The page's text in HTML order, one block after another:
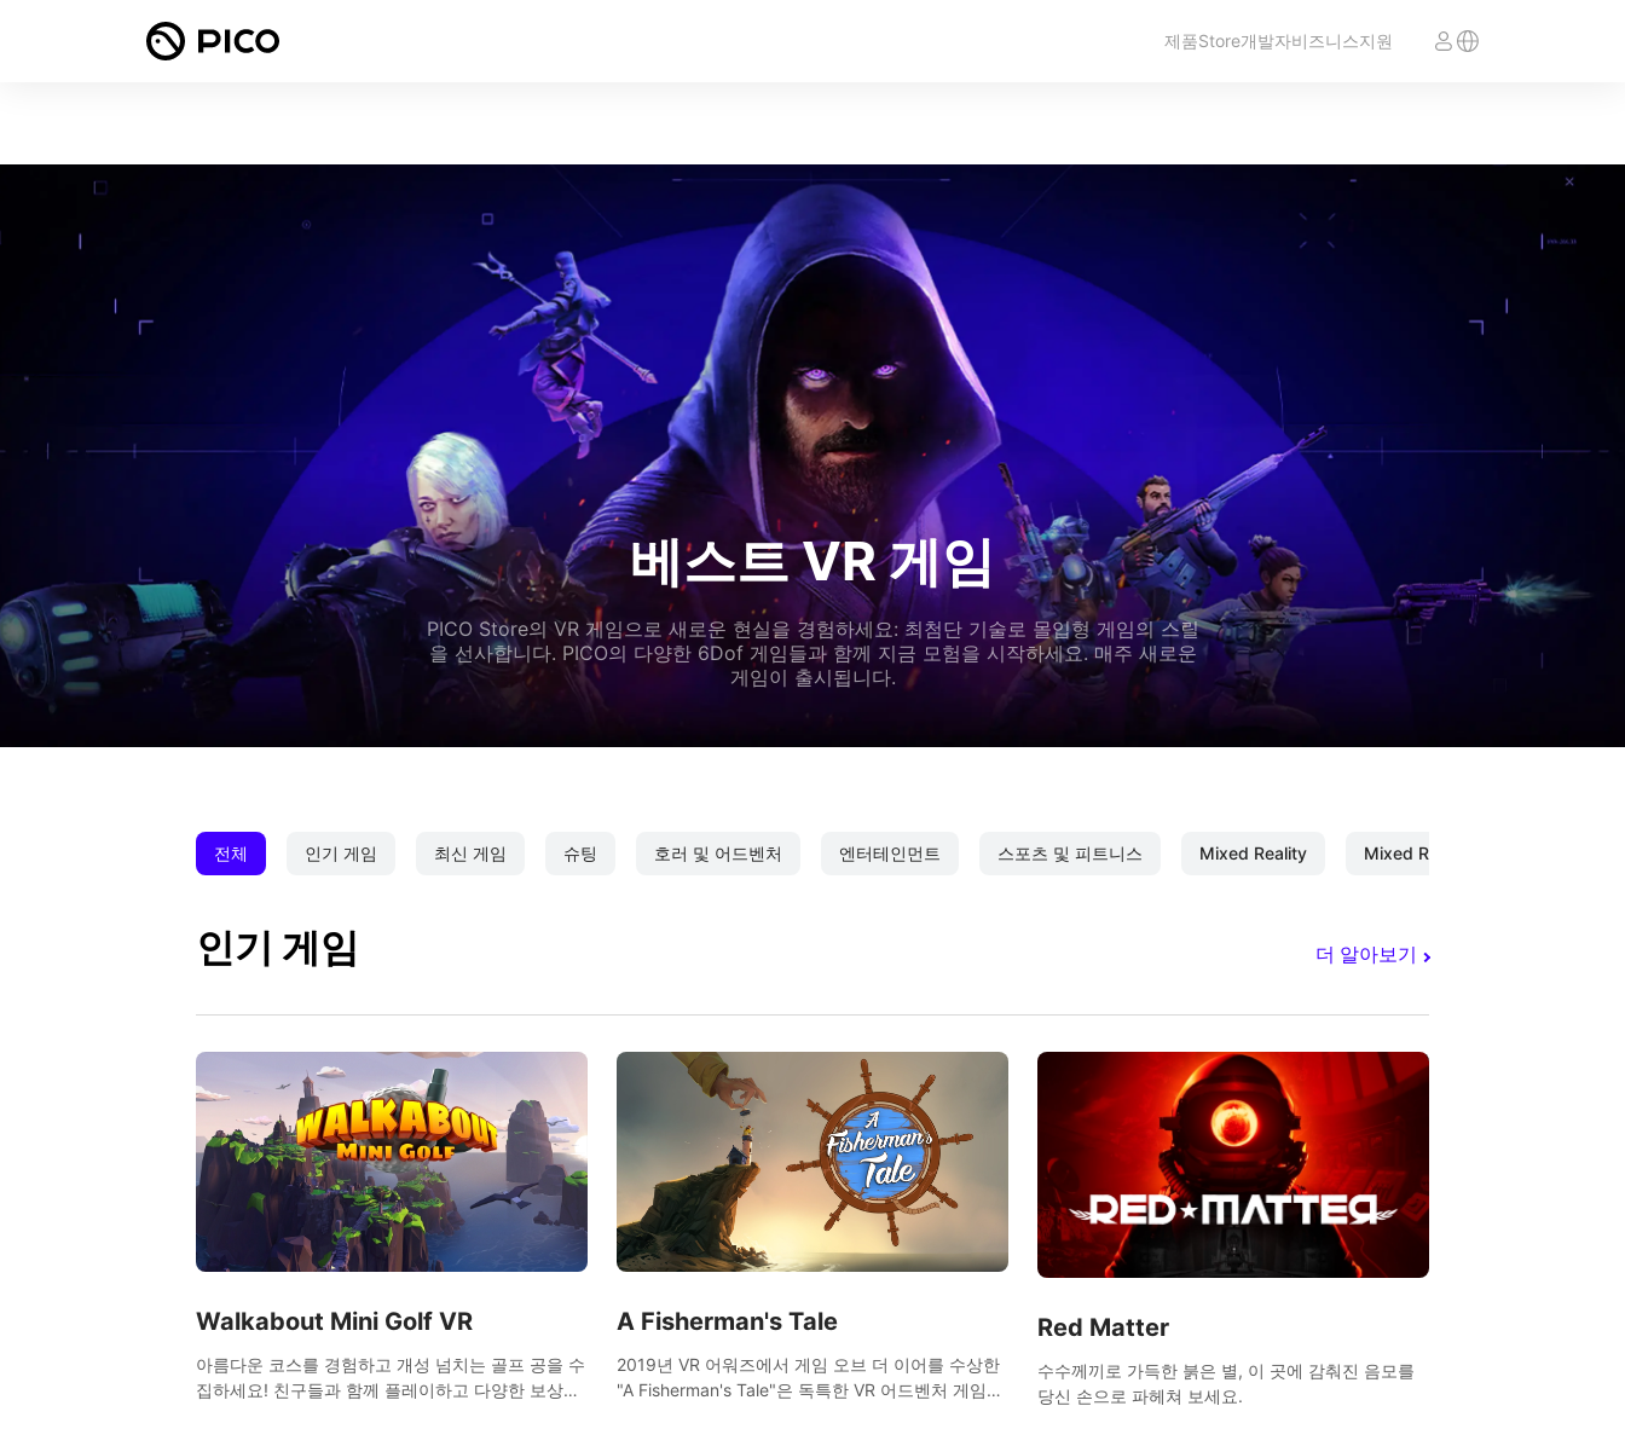
제품Store개발자비즈니스지원
베스트 VR 게임
PICO Store의 VR 게임으로 새로운 현실을 경험하세요: 최첨단 기술로 몰입형 게임의 스릴
을 선사합니다. PICO의 다양한 6Dof 게임들과 함께 지금 모험을 시작하세요. 매주 새로운
게임이 출시됩니다.
전체 인기 게임 최신 게임 슈팅 호러 및 어드벤처 엔터테인먼트 스포츠 및 피트니스 Mixed Reality Mixed Reality Capture
인기 게임 더 알아보기
Walkabout Mini Golf VR
아름다운 코스를 경험하고 개성 넘치는 골프 공을 수
집하세요! 친구들과 함께 플레이하고 다양한 보상을
A Fisherman's Tale
2019년 VR 어워즈에서 게임 오브 더 이어를 수상한
"A Fisherman's Tale"은 독특한 VR 어드벤처 게임입
Red Matter
수수께끼로 가득한 붉은 별, 이 곳에 감춰진 음모를
당신 손으로 파헤쳐 보세요.